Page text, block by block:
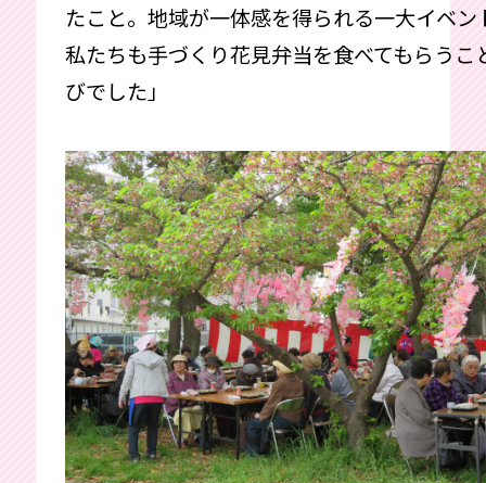
たこと。地域が一体感を得られる一大イベン
私たちも手づくり花見弁当を食べてもらうこ
びでした」